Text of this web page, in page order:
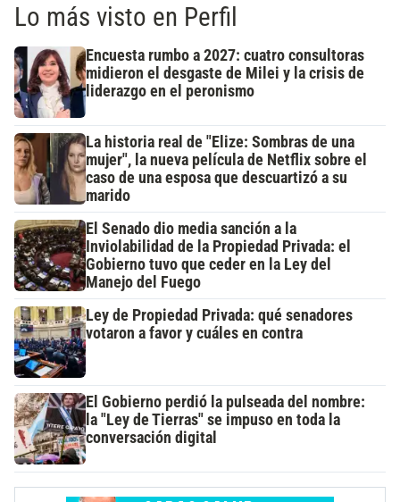
Lo más visto en Perfil
Encuesta rumbo a 2027: cuatro consultoras
midieron el desgaste de Milei y la crisis de
liderazgo en el peronismo
La historia real de "Elize: Sombras de una
mujer", la nueva película de Netflix sobre el
caso de una esposa que descuartizó a su
marido
El Senado dio media sanción a la
Inviolabilidad de la Propiedad Privada: el
Gobierno tuvo que ceder en la Ley del
Manejo del Fuego
Ley de Propiedad Privada: qué senadores
votaron a favor y cuáles en contra
El Gobierno perdió la pulseada del nombre:
la "Ley de Tierras" se impuso en toda la
conversación digital